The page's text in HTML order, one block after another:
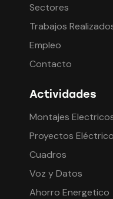
Sectores
Trabajos
Empleo
Contacto
Actividades
Montajes
Proyectos
Cuadros
Voz y Datos
Ahorro Energetico